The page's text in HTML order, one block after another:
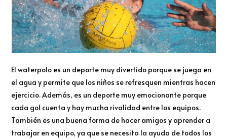
El waterpolo es un deporte muy divertido porque se juega en
el agua y permite que los niños se refresquen mientras hacen
ejercicio. Además, es un deporte muy emocionante porque
cada gol cuenta y hay mucha rivalidad entre los equipos.
También es una buena forma de hacer amigos y aprender a
trabajar en equipo, ya que se necesita la ayuda de todos los